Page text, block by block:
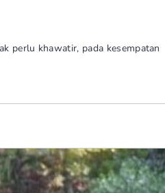
perlu khawatir, pada kesempatan